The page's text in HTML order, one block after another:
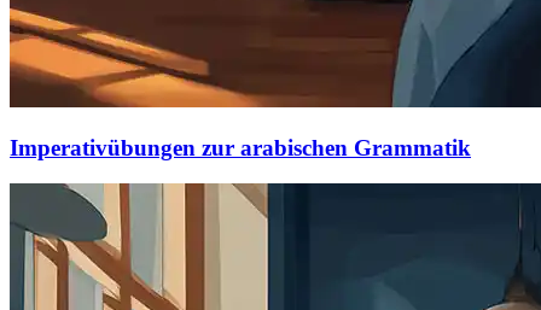
Imperativübungen zur arabischen Grammatik